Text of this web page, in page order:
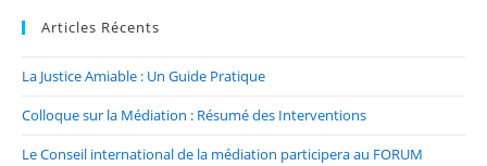
Articles Récents
La Justice Amiable : Un Guide Pratique
Colloque sur la Médiation : Résumé des Interventions
Le Conseil international de la médiation participera au FORUM